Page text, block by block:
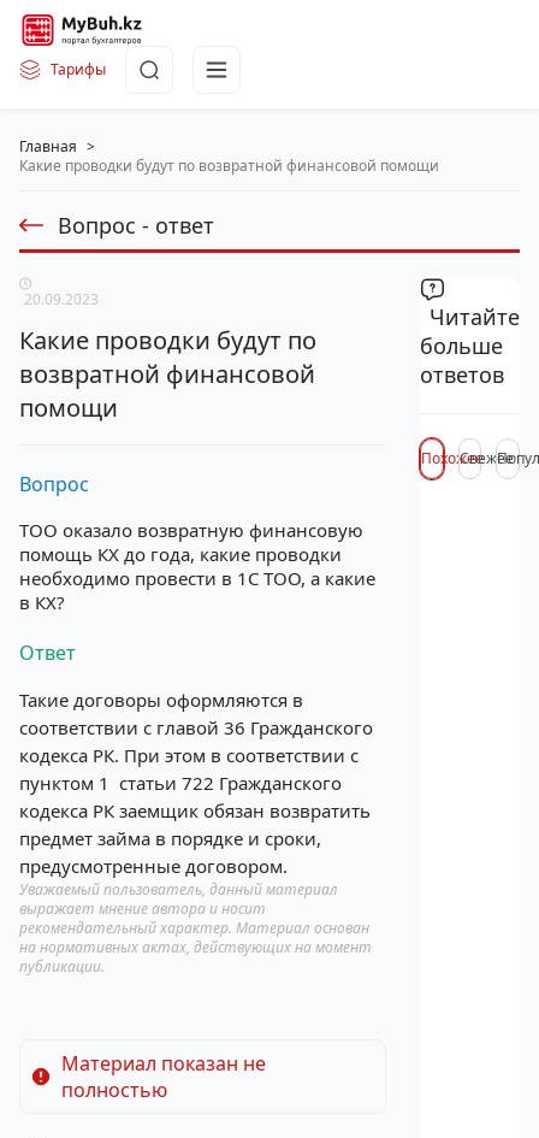
Тарифы
Главная >
Какие проводки будут по возвратной финансовой помощи
Вопрос - ответ
20.09.2023
Какие проводки будут по
возвратной финансовой
помощи
Вопрос
ТОО оказало возвратную финансовую
помощь КХ до года, какие проводки
необходимо провести в 1С ТОО, а какие
в КХ?
Ответ
Такие договоры оформляются в
соответствии с главой 36 Гражданского
кодекса РК. При этом в соответствии с
пунктом 1 статьи 722 Гражданского
кодекса РК заемщик обязан возвратить
предмет займа в порядке и сроки,
предусмотренные договором.
Уважаемый пользователь, данный материал
выражает мнение автора и носит
рекомендательный характер. Материал основан
на нормативных актах, действующих на момент
публикации.
Материал показан не
полностью
Читайте
больше
ответов
ПохожееСвежее